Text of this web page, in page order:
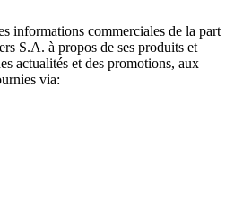
informations commerciales de la part
S.A. à propos de ses produits et
actualités et des promotions, aux
via: